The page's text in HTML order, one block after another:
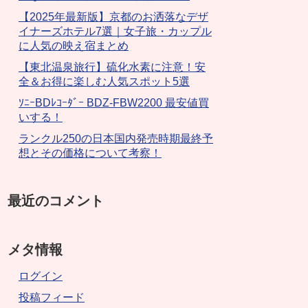
【2025年最新版】京都のお洒落なデザ
イナーズホテル7選｜女子旅・カップル
に人気の映え宿まとめ
【東北温泉旅行】硫化水素に注意！安
全＆お得に楽しむ人気スポット5選
ｿﾆｰBDﾚｺｰﾀﾞｰ BDZ-FBW2200 最安値買
いする！
ランクル250の日本国内発売時期最終予
想とその価格について考察！
最近のコメント
メタ情報
ログイン
投稿フィード